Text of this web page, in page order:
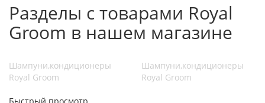
Разделы с товарами Royal
Groom в нашем магазине
Шампуни,кондиционеры
Royal Groom
Шампуни,кондиционеры
Royal Groom